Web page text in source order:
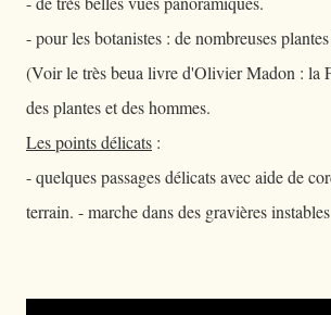
- pour les botanistes : de nombreuses
(Voir le très beua livre d'Olivier Madon : la
des plantes et des hommes.
Les points délicats :
- quelques passages délicats avec aide de
terrain. - marche dans des gravières instables